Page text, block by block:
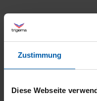
Zustimmung
Diese Webseite